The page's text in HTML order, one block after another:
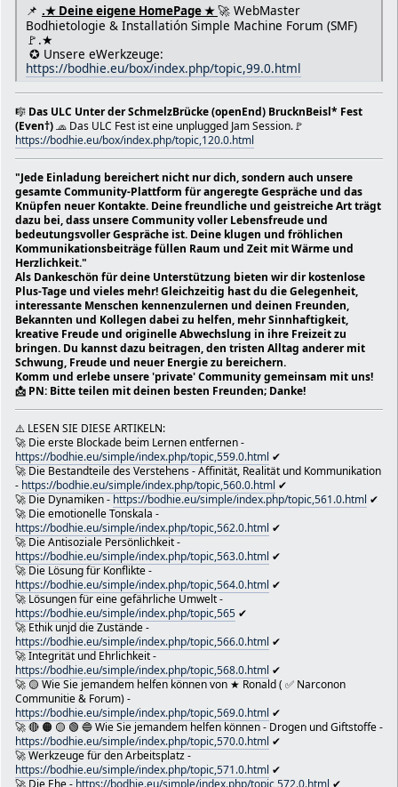
Fachausdrücke der Wissenschaft sind außerdem bei ihrem
im Text jeweils durch Kursivschrift hervorgehoben und
Klammer, im Kontext oder in einer Fußnote erklärt.
📖 Wortklären: https://bodhie.eu/simple/index.php/
➦ Simple Learning ➦ Wortschatzerweiterung & Mathematik
📑 Algorithmen 📥 Wortschatzerweiterung ➦ Die
https://bodhie.eu/box/index.php/topic,138.0.html
🌈 Peace in Time- P.i.T - "Frieden in der Zeit" 🏳
📖 Glossar-Wörterverzeichnis-Nomenklatur:
� Bodhietologie Regeln
https://bodhie.eu/simple/index.php/topic,359.0.html
🌎 Start: https://bodhie.eu/portal
🇦🇹 https://wien.orf.at/player
🌍 🏳🌈 Frohe Tage, Zeit, Lebensmut, Jahre, Freude und
alles erdenklich Gutes im diesem Jahr wünschen wir Dir
besten Freunden!
⚔ Underground Life Club - ULC e.V. IV-Vr
442/b/VVW/96-Wien/Vienna-Österreich/Austria-EU
● Fragen stellen bedeutet, neue Erkenntnisse gewinnen
besser verstehen zu wollen! ,,Wieso, weshalb, warum?!"
Damit wir nicht vergessen, worauf es beim Lernen
poste es hier.
● Post & Spenden an: Ronald Schwab
🏳🌈 ULC/Clementinium/bodhie.eu - Postfiliale 1153 -
- 1150 Wien/Vienna-Österreich/Austria-EU -
Diese Webseiten https://www.bodhie.eu und
https://www.bodhietologie.euwerden durch Spenden und
finanziert.
This site is protected by reCAPTCHA and the Google
Terms of Service apply.
⚔
📘 HptHP: https://bodhie.eu 📗 Bodhie*in: https://
https://bodhietologie.eu 📙https://www.akademos.at 📓
https://bodhie.eu/box 📓 Literatur: https://bodhie.eu/
Religion: https://bodhie.eu/hiob 📓 Book: https://
News: https://bodhie.eu/news 📓
https://bodhie.eu/Nicole.Lisa/SMF/index.php
➦ https://www.psychelogie.eu
➦ https://www.psychetologie.eu
https://www.resonanztherapie.eu
https://bio.resonanztherapie.eu
Tipps für die kommenden Tage:
🪴 Heilpflanzen 📗 "Das geheime Buch der "pflanzlichen
https://bodhie.eu/in/community/index.php?topic=149.0
☠ "Der Tod des SchriftFührers†"☯ Studiertum Kapitel
Schlumpfwörter https://bodhie.eu/anthologie/
⚔ Viel Glück!
📌 .★ Deine eigene HomePage ★🚀 WebMaster
Bodhietologie & Installatión Simple Machine Forum (SMF)
🚩.★
✪ Unsere eWerkzeuge:
https://bodhie.eu/box/index.php/topic,99.0.html
🎼 Das ULC Unter der SchmelzBrücke (openEnd) BrucknBeisl* Fest
(Even†)🧢 Das ULC Fest ist eine unplugged Jam Session.🚩
https://bodhie.eu/box/index.php/topic,120.0.html
"Jede Einladung bereichert nicht nur dich, sondern auch unsere
gesamte Community-Plattform für angeregte Gespräche und das
Knüpfen neuer Kontakte. Deine freundliche und geistreiche Art trägt
dazu bei, dass unsere Community voller Lebensfreude und
bedeutungsvoller Gespräche ist. Deine klugen und fröhlichen
Kommunikationsbeiträge füllen Raum und Zeit mit Wärme und
Herzlichkeit."
Als Dankeschön für deine Unterstützung bieten wir dir kostenlose
Plus-Tage und vieles mehr! Gleichzeitig hast du die Gelegenheit,
interessante Menschen kennenzulernen und deinen Freunden,
Bekannten und Kollegen dabei zu helfen, mehr Sinnhaftigkeit,
kreative Freude und originelle Abwechslung in ihre Freizeit zu
bringen. Du kannst dazu beitragen, den tristen Alltag anderer mit
Schwung, Freude und neuer Energie zu bereichern.
Komm und erlebe unsere 'private' Community gemeinsam mit uns!
📩 PN: Bitte teilen mit deinen besten Freunden; Danke!
⚠️ LESEN SIE DIESE ARTIKELN:
🚀 Die erste Blockade beim Lernen entfernen -
https://bodhie.eu/simple/index.php/topic,559.0.html ✔
🚀 Die Bestandteile des Verstehens - Affinität, Realität und Kommunikation
- https://bodhie.eu/simple/index.php/topic,560.0.html ✔
🚀 Die Dynamiken - https://bodhie.eu/simple/index.php/topic,561.0.html ✔
🚀 Die emotionelle Tonskala -
https://bodhie.eu/simple/index.php/topic,562.0.html ✔
🚀 Die Antisoziale Persönlichkeit -
https://bodhie.eu/simple/index.php/topic,563.0.html ✔
🚀 Die Lösung für Konflikte -
https://bodhie.eu/simple/index.php/topic,564.0.html ✔
🚀 Lösungen für eine gefährliche Umwelt -
https://bodhie.eu/simple/index.php/topic,565 ✔
🚀 Ethik unjd die Zustände -
https://bodhie.eu/simple/index.php/topic,566.0.html ✔
🚀 Integrität und Ehrlichkeit -
https://bodhie.eu/simple/index.php/topic,568.0.html ✔
🚀 🟡 Wie Sie jemandem helfen können von ★ Ronald ( ✅ Narconon
Communitie & Forum) -
https://bodhie.eu/simple/index.php/topic,569.0.html ✔
🚀 🔴 🟠 🟡 🟢 🔵 Wie Sie jemandem helfen können - Drogen und Giftstoffe -
https://bodhie.eu/simple/index.php/topic,570.0.html ✔
🚀 Werkzeuge für den Arbeitsplatz -
https://bodhie.eu/simple/index.php/topic,571.0.html ✔
🚀 Die Ehe - https://bodhie.eu/simple/index.php/topic,572.0.html ✔